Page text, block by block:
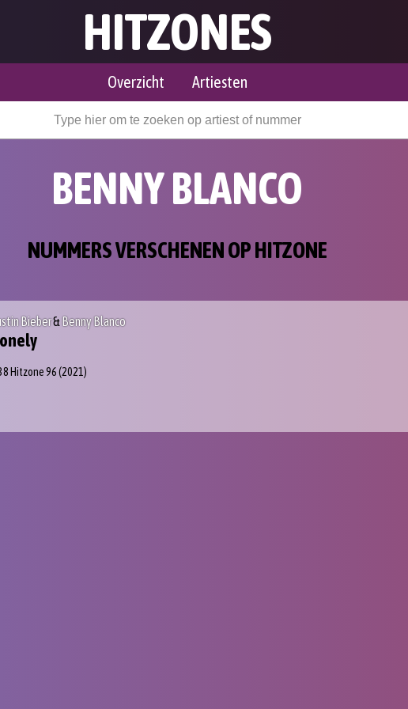
HITZONES
Overzicht Artiesten
BENNY BLANCO
NUMMERS VERSCHENEN OP HITZONE
Bieber& Benny Blanco
Hitzone 96(2021)